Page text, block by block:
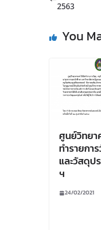
2563
You
ศูนย์วิทยา
ทำรายก
และวัสดุ
ฯ
24/02/2021